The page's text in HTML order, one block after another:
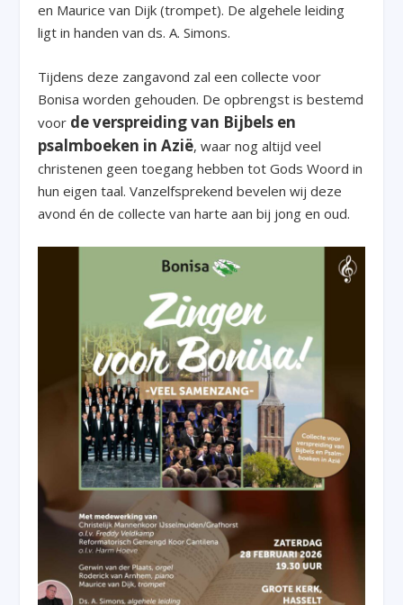
en Maurice van Dijk (trompet). De algehele leiding
ligt in handen van ds. A. Simons.
Tijdens deze zangavond zal een collecte voor
Bonisa worden gehouden. De opbrengst is bestemd
voor de verspreiding van Bijbels en
psalmboeken in Azië, waar nog altijd veel
christenen geen toegang hebben tot Gods Woord in
hun eigen taal. Vanzelfsprekend bevelen wij deze
avond én de collecte van harte aan bij jong en oud.